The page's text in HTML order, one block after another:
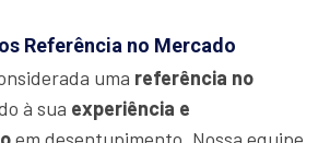
Referência no Mercado
uma referência no
à sua experiência e